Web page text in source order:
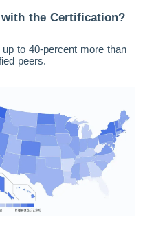
with the Certification?
to 40-percent more than
peers.